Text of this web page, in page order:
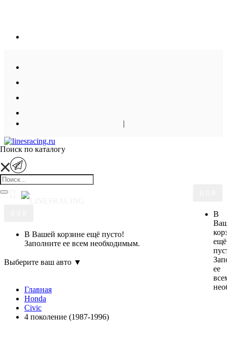
|
Поиск по каталогу
В
ещё
ее
В Вашей корзине ещё пусто!
Заполните ее всем необходимым.
Выберите ваш авто ▼
Главная
Honda
Civic
4 поколение (1987-1996)